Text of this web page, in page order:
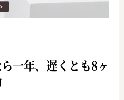
一年、遅くとも8ヶ